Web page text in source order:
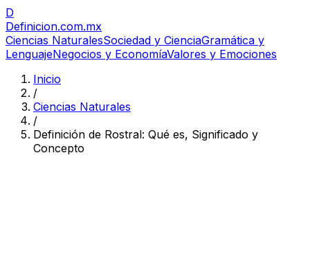
D
Definicion.com.mx
Ciencias NaturalesSociedad y CienciaGramática y
LenguajeNegocios y EconomíaValores y Emociones
Inicio
/
Ciencias Naturales
/
Definición de Rostral: Qué es, Significado y
Concepto